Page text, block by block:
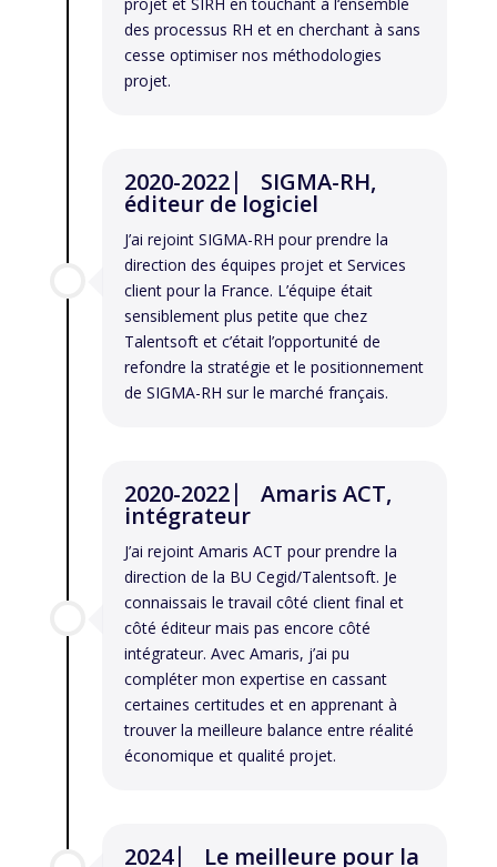
des processus RH et en cherchant à sans
cesse optimiser nos méthodologies
projet.
2020-2022 ⎸ SIGMA-RH,
éditeur de logiciel
J’ai rejoint SIGMA-RH pour prendre la
direction des équipes projet et Services
client pour la France. L’équipe était
sensiblement plus petite que chez
Talentsoft et c’était l’opportunité de
refondre la stratégie et le positionnement
de SIGMA-RH sur le marché français.
2020-2022 ⎸ Amaris ACT,
intégrateur
J’ai rejoint Amaris ACT pour prendre la
direction de la BU Cegid/Talentsoft. Je
connaissais le travail côté client final et
côté éditeur mais pas encore côté
intégrateur. Avec Amaris, j’ai pu
compléter mon expertise en cassant
certaines certitudes et en apprenant à
trouver la meilleure balance entre réalité
économique et qualité projet.
2024 ⎸ Le meilleure pour la